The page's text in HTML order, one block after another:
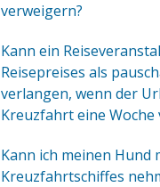
verweigern?
Kann ein
Reisepreises als
verlangen, wenn der
Kreuzfahrt eine
Kann ich meinen Hund
Kreuzfahrtschiffes